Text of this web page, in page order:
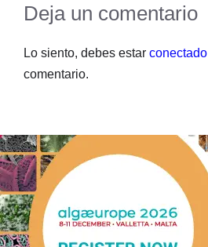
Deja un comentario
Lo siento, debes estar conectado
comentario.